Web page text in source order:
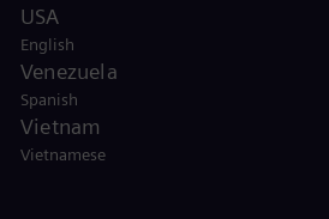
USA
English
Venezuela
Spanish
Vietnam
Vietnamese